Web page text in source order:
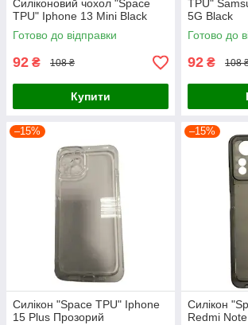
Силіконовий чохол "Space
TPU" Iphone 13 Mini Black
Готово до відправки
92 ₴ 108 ₴
Купити
TPU"
5G Black
Готово до
92 ₴ 108
–15%
Силікон "Space TPU" Iphone
15 Plus Прозорий
–15%
Силікон
Redmi